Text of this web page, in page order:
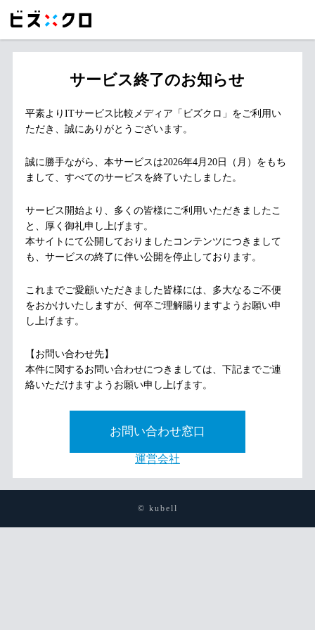
サービス終了のお知らせ
平素よりITサービス比較メディア「ビズクロ」をご利用い
ただき、誠にありがとうございます。
誠に勝手ながら、本サービスは2026年4月20日（月）をもち
まして、すべてのサービスを終了いたしました。
サービス開始より、多くの皆様にご利用いただきましたこ
と、厚く御礼申し上げます。
本サイトにて公開しておりましたコンテンツにつきまして
も、サービスの終了に伴い公開を停止しております。
これまでご愛顧いただきました皆様には、多大なるご不便
をおかけいたしますが、何卒ご理解賜りますようお願い申
し上げます。
【お問い合わせ先】
本件に関するお問い合わせにつきましては、下記までご連
絡いただけますようお願い申し上げます。
お問い合わせ窓口
運営会社
© kubell